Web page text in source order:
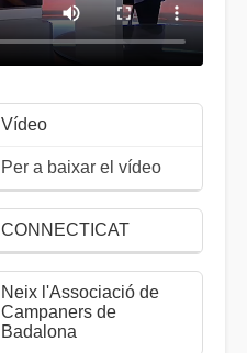
Vídeo
Per a baixar el vídeo
CONNECTICAT
Neix l'Associació de
Campaners de
Badalona